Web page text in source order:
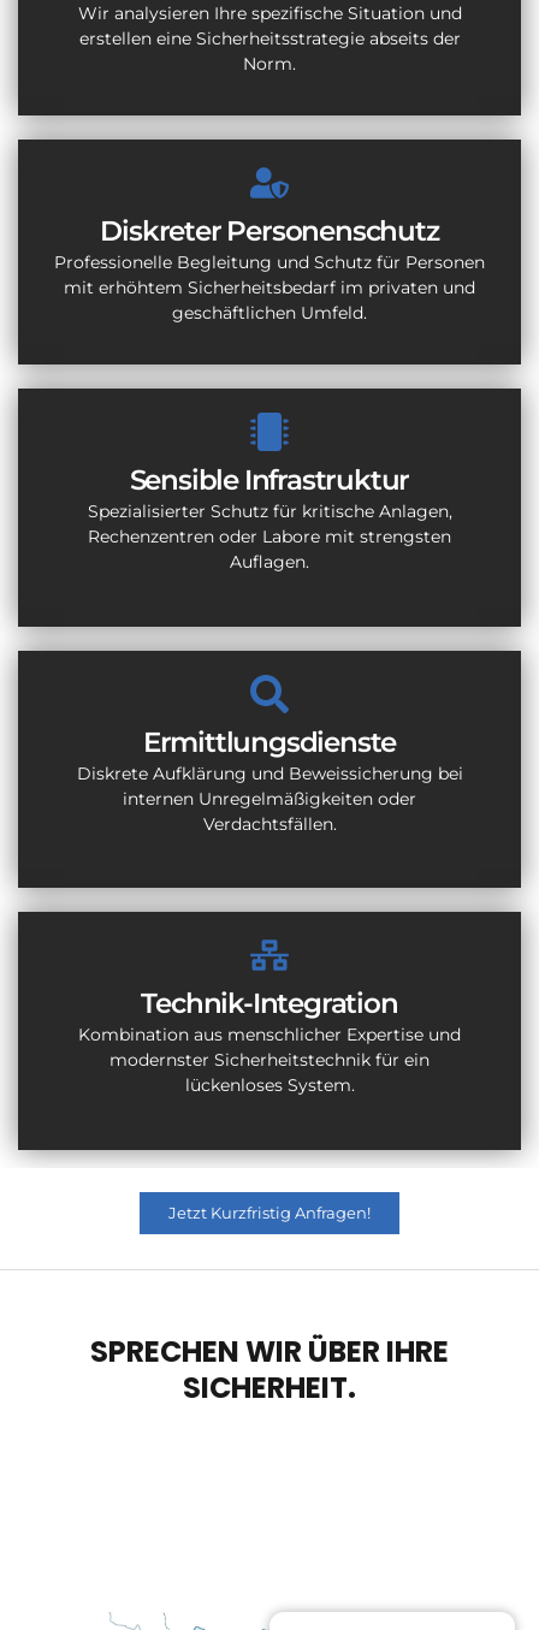
Wir analysieren Ihre spezifische Situation und
erstellen eine Sicherheitsstrategie abseits der
Norm.
Diskreter Personenschutz
Professionelle Begleitung und Schutz für Personen
mit erhöhtem Sicherheitsbedarf im privaten und
geschäftlichen Umfeld.
Sensible Infrastruktur
Spezialisierter Schutz für kritische Anlagen,
Rechenzentren oder Labore mit strengsten
Auflagen.
Ermittlungsdienste
Diskrete Aufklärung und Beweissicherung bei
internen Unregelmäßigkeiten oder
Verdachtsfällen.
Technik-Integration
Kombination aus menschlicher Expertise und
modernster Sicherheitstechnik für ein
lückenloses System.
Jetzt Kurzfristig Anfragen!
SPRECHEN WIR ÜBER IHRE
SICHERHEIT.